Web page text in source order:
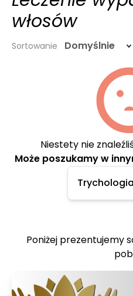
włosów
Sortowanie Domyślnie
Niestety nie
Może poszukamy w
Poniżej prezentujemy